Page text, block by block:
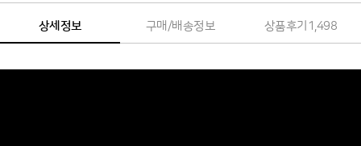
상세정보 구매/배송정보 상품후기 1,498